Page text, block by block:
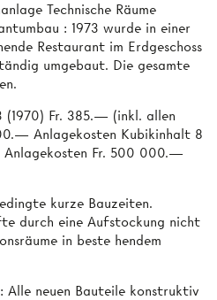
Technische Räume
: 1973 wurde in einer
Restaurant im Erdgeschoss
umgebaut. Die gesamte
(1970) Fr. 385.— (inkl. allen
Anlagekosten Kubikinhalt 8
Anlagekosten Fr. 500 000.—
kurze Bauzeiten.
durch eine Aufstockung nicht
in beste­ hendem
Alle neuen Bauteile konstruktiv